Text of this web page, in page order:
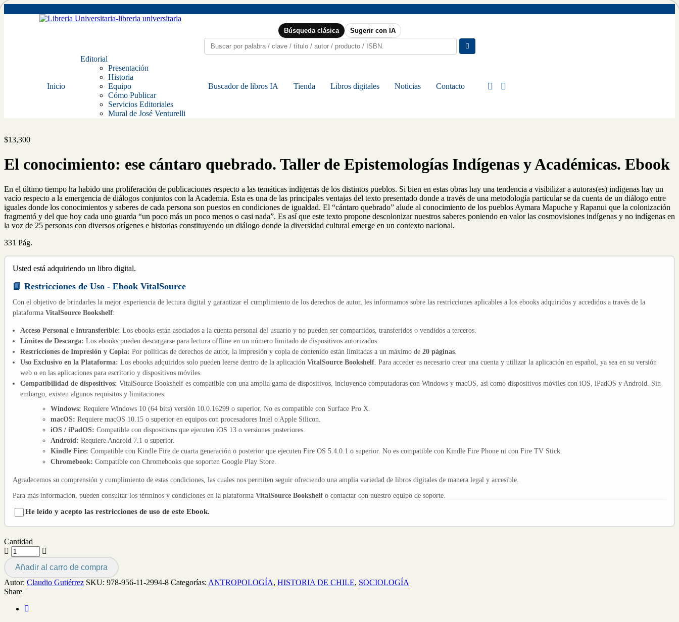
Búsqueda clásica Sugerir con IA
Inicio
Editorial
Presentación
Historia
Equipo
Cómo Publicar
Servicios Editoriales
Mural de José Venturelli
Buscador de libros IA Tienda Libros digitales Noticias Contacto
$13,300
El conocimiento: ese cántaro quebrado. Taller de Epistemologías Indígenas y Académicas. Ebook
En el último tiempo ha habido una proliferación de publicaciones respecto a las temáticas indígenas de los distintos pueblos. Si bien en estas obras hay una tendencia a visibilizar a autoras(es) indígenas hay un
vacío respecto a la emergencia de diálogos conjuntos con la Academia. Esta es una de las principales ventajas del texto presentado donde a través de una metodología particular se da cuenta de un diálogo entre
iguales donde los conocimientos y saberes de cada persona son puestos en condiciones de igualdad. El “cántaro quebrado” alude al conocimiento de los pueblos Aymara Mapuche y Rapanui que la colonización
fragmentó y del que hoy cada uno guarda “un poco más un poco menos o casi nada”. Es así que este texto propone descolonizar nuestros saberes poniendo en valor las cosmovisiones indígenas y no indígenas en
la voz de 25 personas con diversos orígenes e historias constituyendo un diálogo donde la diversidad cultural emerge en un contexto nacional.
331 Pág.
Usted está adquiriendo un libro digital.
📘 Restricciones de Uso - Ebook VitalSource
Con el objetivo de brindarles la mejor experiencia de lectura digital y garantizar el cumplimiento de los derechos de autor, les informamos sobre las restricciones aplicables a los ebooks adquiridos y accedidos a través de la
plataforma VitalSource Bookshelf:
Acceso Personal e Intransferible: Los ebooks están asociados a la cuenta personal del usuario y no pueden ser compartidos, transferidos o vendidos a terceros.
Límites de Descarga: Los ebooks pueden descargarse para lectura offline en un número limitado de dispositivos autorizados.
Restricciones de Impresión y Copia: Por políticas de derechos de autor, la impresión y copia de contenido están limitadas a un máximo de 20 páginas.
Uso Exclusivo en la Plataforma: Los ebooks adquiridos solo pueden leerse dentro de la aplicación VitalSource Bookshelf. Para acceder es necesario crear una cuenta y utilizar la aplicación en español, ya sea en su versión
web o en las aplicaciones para escritorio y dispositivos móviles.
Compatibilidad de dispositivos: VitalSource Bookshelf es compatible con una amplia gama de dispositivos, incluyendo computadoras con Windows y macOS, así como dispositivos móviles con iOS, iPadOS y Android. Sin
embargo, existen algunos requisitos y limitaciones:
Windows: Requiere Windows 10 (64 bits) versión 10.0.16299 o superior. No es compatible con Surface Pro X.
macOS: Requiere macOS 10.15 o superior en equipos con procesadores Intel o Apple Silicon.
iOS / iPadOS: Compatible con dispositivos que ejecuten iOS 13 o versiones posteriores.
Android: Requiere Android 7.1 o superior.
Kindle Fire: Compatible con Kindle Fire de cuarta generación o posterior que ejecuten Fire OS 5.4.0.1 o superior. No es compatible con Kindle Fire Phone ni con Fire TV Stick.
Chromebook: Compatible con Chromebooks que soporten Google Play Store.
Agradecemos su comprensión y cumplimiento de estas condiciones, las cuales nos permiten seguir ofreciendo una amplia variedad de libros digitales de manera legal y accesible.
Para más información, pueden consultar los términos y condiciones en la plataforma VitalSource Bookshelf o contactar con nuestro equipo de soporte.
He leído y acepto las restricciones de uso de este Ebook.
Cantidad
Añadir al carro de compra
Autor: Claudio Gutiérrez SKU: 978-956-11-2994-8 Categorías: ANTROPOLOGÍA, HISTORIA DE CHILE, SOCIOLOGÍA
Share